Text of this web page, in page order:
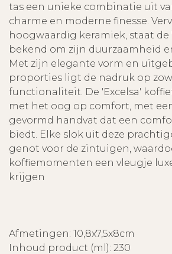
tas een unieke combinatie uit
charme en moderne finesse.
hoogwaardig keramiek, staat de
bekend om zijn duurzaamheid
Met zijn elegante vorm en
proporties ligt de nadruk op
functionaliteit. De 'Excelsa'
met het oog op comfort, met
gevormd handvat dat een
biedt. Elke slok uit deze
genot voor de zintuigen,
koffiemomenten een vleugje
krijgen
Afmetingen: 10,8x7,5x8cm
Inhoud product (ml): 230